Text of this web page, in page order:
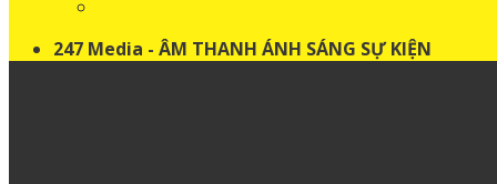
247 Media - ÂM THANH ÁNH SÁNG SỰ KIỆN